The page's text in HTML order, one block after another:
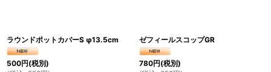
ラウンドポットカバーS φ13.5cm
500円(税別)
ゼフィールスコップGR
780円(税別)